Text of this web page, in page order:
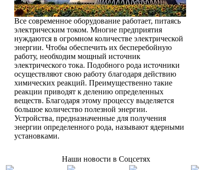
Все современное оборудование работает, питаясь
электрическим током. Многие предприятия
нуждаются в огромном количестве электрической
энергии. Чтобы обеспечить их бесперебойную
работу, необходим мощный источник
электрического тока. Подобного рода источники
осуществляют свою работу благодаря действию
химических реакций. Преимущественно такие
реакции приводят к делению определенных
веществ. Благодаря этому процессу выделяется
большое количество полезной энергии.
Устройства, предназначенные для получения
энергии определенного рода, называют ядерными
установками.
Наши новости в Соцсетях